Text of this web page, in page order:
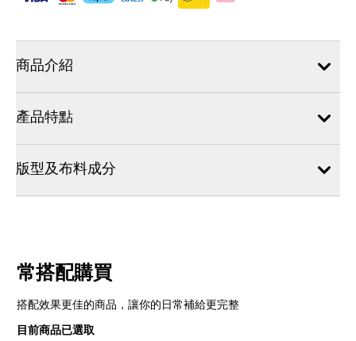
商品介紹
產品特點
版型及布料成分
常搭配購買
搭配效果更佳的商品，讓你的日常補給更完整
目前商品已選取